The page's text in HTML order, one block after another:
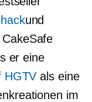
und
er eine
HGTV als eine
im